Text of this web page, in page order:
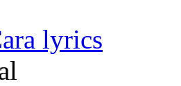
lyrics